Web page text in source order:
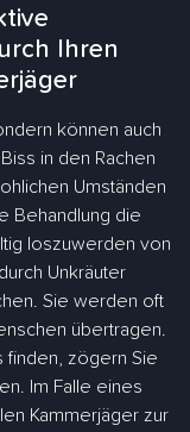
Ihren
können auch
in den Rachen
Umständen
Behandlung die
loszuwerden von
Unkräuter
Sie werden oft
übertragen.
finden, zögern Sie
Im Falle eines
Kammerjäger zur